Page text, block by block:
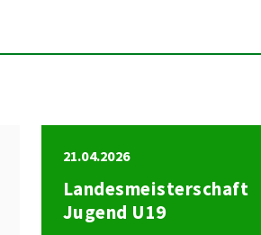
21.04.2026
Landesmeisterschaft
Jugend U19